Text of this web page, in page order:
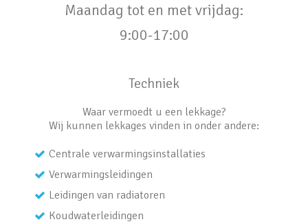
Maandag tot en met vrijdag:
9:00-17:00
Techniek
Waar vermoedt u een lekkage?
Wij kunnen lekkages vinden in onder andere:
Centrale verwarmingsinstallaties
Verwarmingsleidingen
Leidingen van radiatoren
Koudwaterleidingen